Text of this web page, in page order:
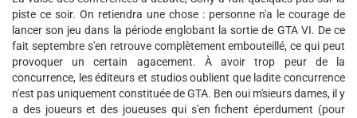
piste ce soir. On retiendra une chose : personne n'a le courage de
lancer son jeu dans la période englobant la sortie de GTA VI. De ce
fait septembre s'en retrouve complètement embouteillé, ce qui peut
provoquer un certain agacement. À avoir trop peur de la
concurrence, les éditeurs et studios oublient que ladite concurrence
n'est pas uniquement constituée de GTA. Ben oui m'sieurs dames, il y
a des joueurs et des joueuses qui s'en fichent éperdument (pour